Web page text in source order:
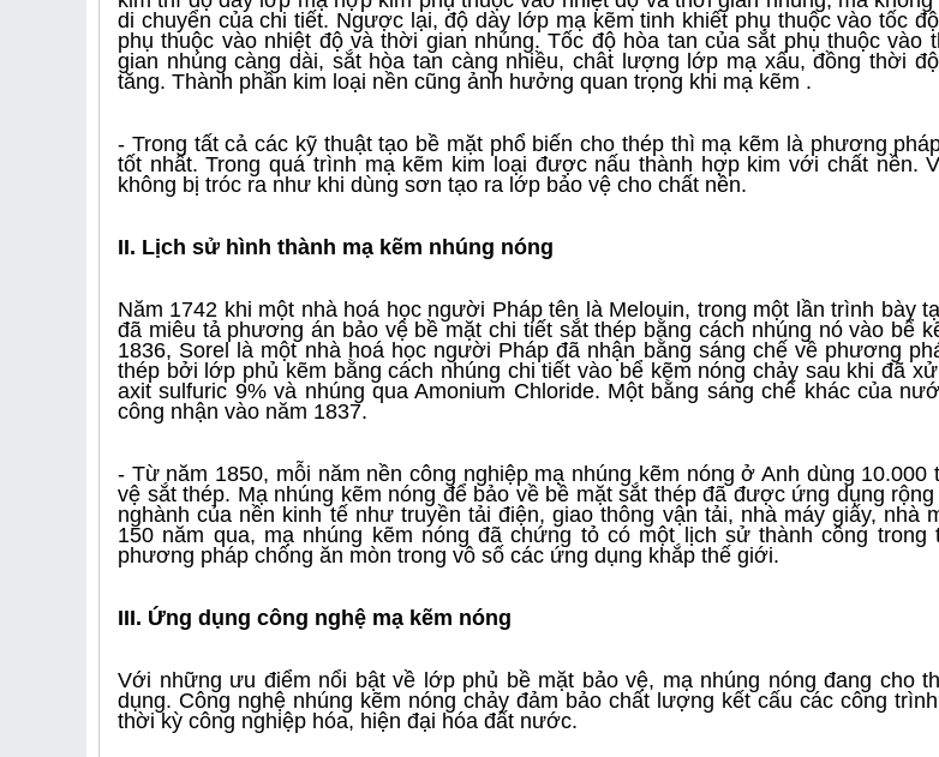
di chuyển của chi tiết. Ngược lại, độ dày lớp mạ kẽm tinh khiết phụ thuộc vào tốc
phụ thuộc vào nhiệt độ và thời gian nhúng. Tốc độ hòa tan của sắt phụ thuộc vào
gian nhúng càng dài, sắt hòa tan càng nhiều, chât lượng lớp mạ xấu, đồng thời
tăng. Thành phần kim loại nền cũng ảnh hưởng quan trọng khi mạ kẽm .
- Trong tất cả các kỹ thuật tạo bề mặt phổ biến cho thép thì mạ kẽm là phương
tốt nhất. Trong quá trình mạ kẽm kim loại được nấu thành hợp kim với chất nền.
không bị tróc ra như khi dùng sơn tạo ra lớp bảo vệ cho chất nền.
II. Lịch sử hình thành mạ kẽm nhúng nóng
Năm 1742 khi một nhà hoá học người Pháp tên là Melouin, trong một lần trình bày
đã miêu tả phương án bảo vệ bề mặt chi tiết sắt thép bằng cách nhúng nó vào bể
1836, Sorel là một nhà hoá học người Pháp đã nhận bằng sáng chế về phương
thép bởi lớp phủ kẽm bằng cách nhúng chi tiết vào bể kẽm nóng chảy sau khi đã
axit sulfuric 9% và nhúng qua Amonium Chloride. Một bằng sáng chế khác của
công nhận vào năm 1837.
- Từ năm 1850, mỗi năm nền công nghiệp mạ nhúng kẽm nóng ở Anh dùng 10.000
vệ sắt thép. Mạ nhúng kẽm nóng để bảo về bề mặt sắt thép đã được ứng dụng
nghành của nền kinh tế như truyền tải điện, giao thông vận tải, nhà máy giấy, nhà
150 năm qua, mạ nhúng kẽm nóng đã chứng tỏ có một lịch sử thành công
phương pháp chống ăn mòn trong vô số các ứng dụng khắp thế giới.
III. Ứng dụng công nghệ mạ kẽm nóng
Với những ưu điểm nổi bật về lớp phủ bề mặt bảo vệ, mạ nhúng nóng đang cho
dụng. Công nghệ nhúng kẽm nóng chảy đảm bảo chất lượng kết cấu các công
thời kỳ công nghiệp hóa, hiện đại hóa đất nước.